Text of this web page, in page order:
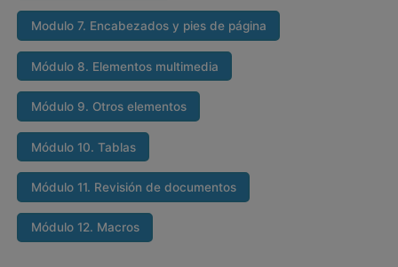
Modulo 7. Encabezados y pies de página
Módulo 8. Elementos multimedia
Módulo 9. Otros elementos
Módulo 10. Tablas
Módulo 11. Revisión de documentos
Módulo 12. Macros